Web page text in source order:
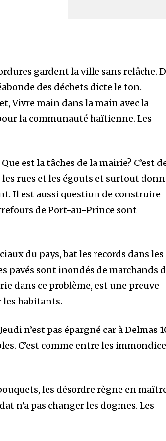
our website or click
your privacy and
with us.
I've read and
gardent la ville sans relâche.
des déchets dicte le ton.
Vivre main dans la main avec la
la communauté haïtienne. Les
est la tâches de la mairie? C’est
rues et les égouts et surtout
Il est aussi question de construire
de Port-au-Prince sont
du pays, bat les records dans les
pavés sont inondés de marchands
dans ce problème, est une preuve
les habitants.
n’est pas épargné car à Delmas
C’est comme entre les
les désordre règne en
n’a pas changer les dogmes. Les